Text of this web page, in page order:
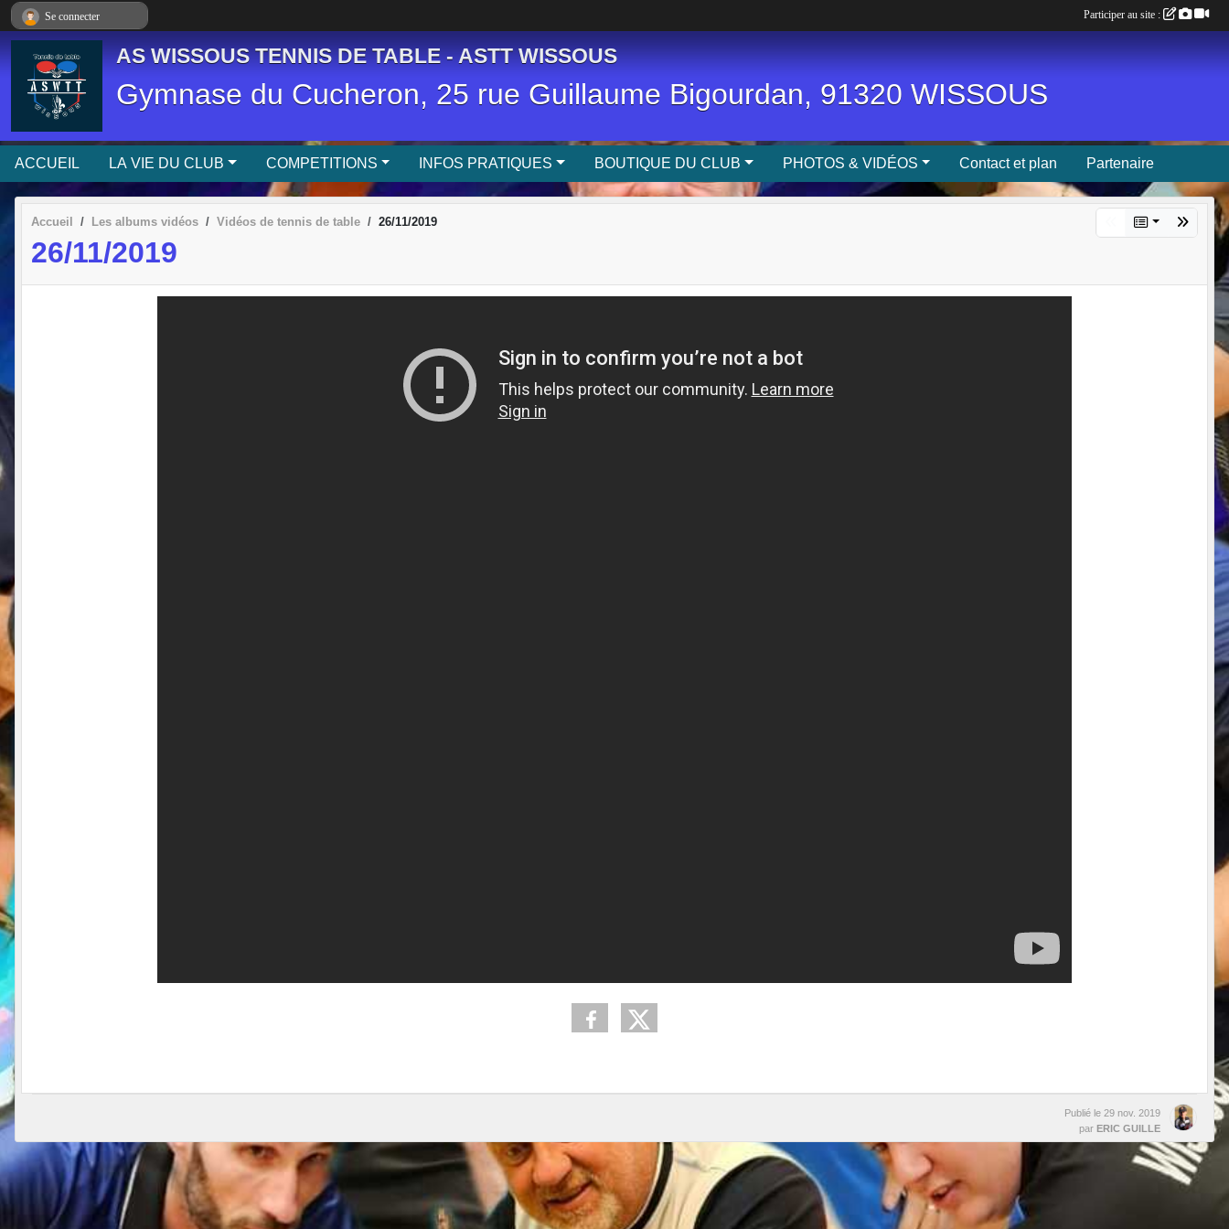
AS WISSOUS TENNIS DE TABLE - ASTT WISSOUS
Gymnase du Cucheron, 25 rue Guillaume Bigourdan, 91320 WISSOUS
ACCUEIL LA VIE DU CLUB COMPETITIONS INFOS PRATIQUES BOUTIQUE DU CLUB PHOTOS & VIDÉOS Contact et plan Partenaire
Accueil Les albums vidéos Vidéos de tennis de table 26/11/2019
26/11/2019
Publié le 29 nov. 2019
par ERIC GUILLE
Se connecter Participer au site :
Panneau de gestion des cookies